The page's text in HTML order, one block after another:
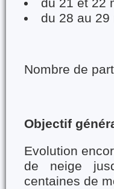
du 21 et 22
du 28 au 29
Nombre de
Objectif
Evolution
de neige
centaines de